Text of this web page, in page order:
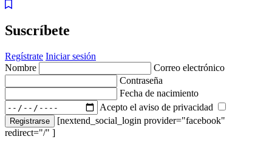
Suscríbete
Regístrate Iniciar sesión
Nombre
Correo electrónico
Contraseña
Fecha de nacimiento
Acepto el aviso de privacidad
Registrarse
[nextend_social_login provider="facebook"
redirect="/" ]